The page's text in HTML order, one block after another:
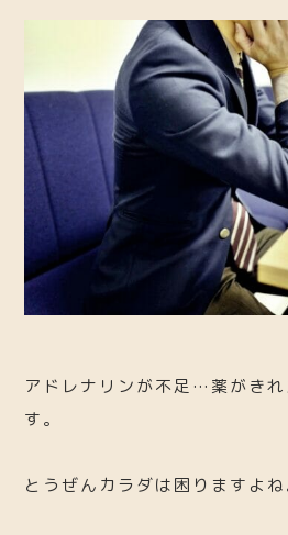
アドレナリンが不足…薬がき
す。
とうぜんカラダは困りますよね